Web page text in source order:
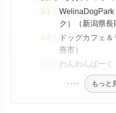
WelinaDogPark
ク）（新潟県長
ドッグカフェ
燕市）
わんわんぱーく
もっと